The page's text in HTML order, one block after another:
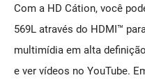
Com a HD Cátion, você
569L através do HDMI™
multimídia em alta
e ver vídeos no YouTube.